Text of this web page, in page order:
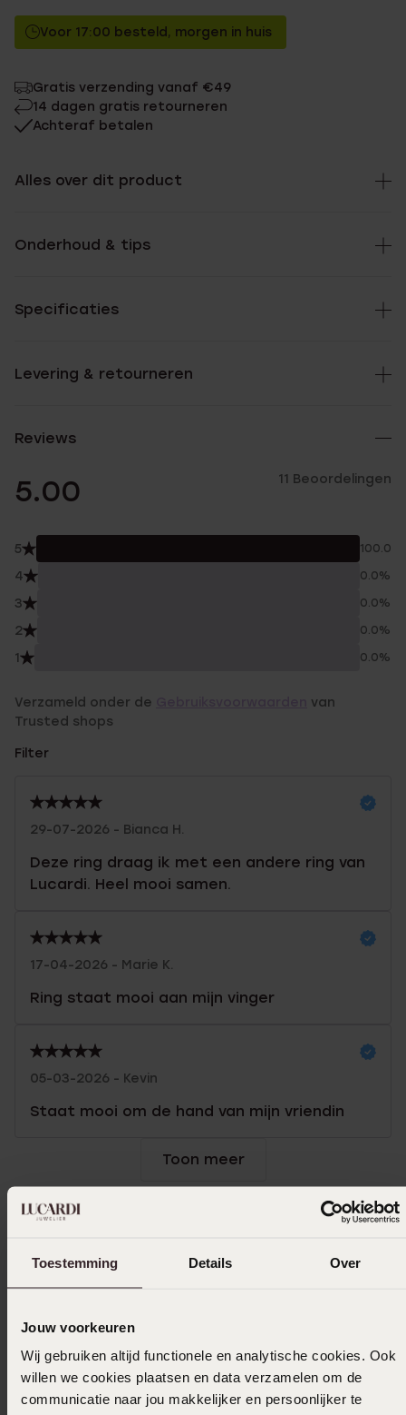
Toestemming Details Over
Jouw voorkeuren
Wij gebruiken altijd functionele en analytische cookies. Ook
willen we cookies plaatsen en data verzamelen om de
communicatie naar jou makkelijker en persoonlijker te
Voor 17:00 besteld, morgen in huis
Gratis verzending vanaf €49
14 dagen gratis retourneren
Achteraf betalen
Alles over dit product
Onderhoud & tips
Specificaties
Levering & retourneren
Reviews
5.00 11 Beoordelingen
5 100.0%
4 0.0%
3 0.0%
2 0.0%
1 0.0%
Verzameld onder de
van
Trusted shops
Filter
29-07-2026 - Bianca H.
Deze ring draag ik met een andere ring van
Lucardi. Heel mooi samen.
17-04-2026 - Marie K.
Ring staat mooi aan mijn vinger
05-03-2026 - Kevin
Staat mooi om de hand van mijn vriendin
Toon meer